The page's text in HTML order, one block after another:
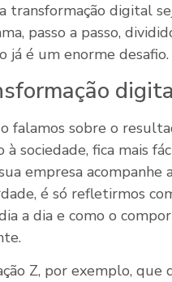
transformação digital
passo a passo,
já é um enorme desafio.
falamos sobre o
à sociedade, fica mais
empresa
é só refletirmos
a dia e como o
Z, por exemplo, que